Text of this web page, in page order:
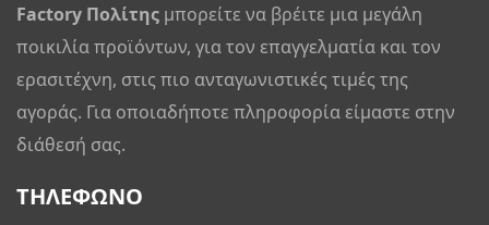
Factory Πολίτης μπορείτε να βρέιτε μια μεγάλη
ποικιλία προϊόντων, για τον επαγγελματία και τον
ερασιτέχνη, στις πιο ανταγωνιστικές τιμές της
αγοράς. Για οποιαδήποτε πληροφορία είμαστε στην
διάθεσή σας.
ΤΗΛΕΦΩΝΟ